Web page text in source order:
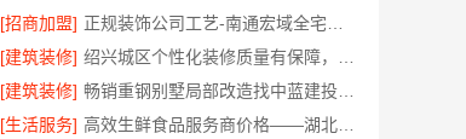
[招商加盟]
[建筑装修]
[建筑装修]
畅销重钢别墅局部改造找中蓝建投北京建设有限公司四川
[生活服务] 高效生鲜食品服务商价格——湖北省惠物电子商务有限公司购物平台